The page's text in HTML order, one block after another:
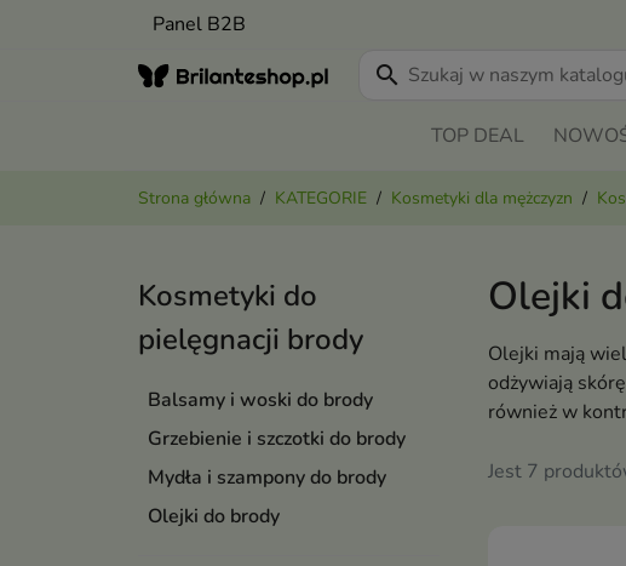
Panel B2B
search
TOP DEAL
Strona główna KATEGORIE Kosmetyki dla mężczyzn
Kosmetyki do
pielęgnacji brody
Balsamy i woski do brody
Grzebienie i szczotki do brody
Mydła i szampony do brody
Olejki do brody
Olejki
Olejki mają
odżywiają
również w
Jest 7